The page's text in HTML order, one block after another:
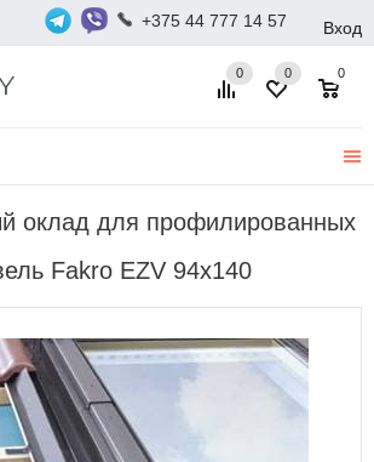
+375 44 777 14 57 Вход
0 0
0
оклад для профилированных
Fakro EZV 94x140